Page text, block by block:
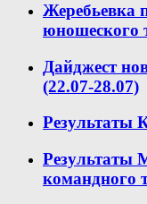
Жеребьевка
юношеского
Дайджест
(22.07-28.07)
Результаты
Результаты
командного